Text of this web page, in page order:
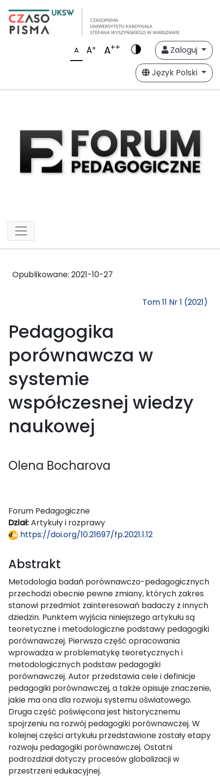
A A+ A++
Zaloguj
Język Polski
Opublikowane: 2021-10-27
Tom 11 Nr 1 (2021)
Pedagogika
porównawcza w
systemie
współczesnej wiedzy
naukowej
Olena Bocharova
Forum Pedagogiczne
Dział:Artykuły i rozprawy
https://doi.org/10.21697/fp.2021.1.12
Abstrakt
Metodologia badań porównawczo-pedagogicznych
przechodzi obecnie pewne zmiany, których zakres
stanowi przedmiot zainteresowań badaczy z innych
dziedzin. Punktem wyjścia niniejszego artykułu są
teoretyczne i metodologiczne podstawy pedagogiki
porównawczej. Pierwsza część opracowania
wprowadza w problematykę teoretycznych i
metodologicznych podstaw pedagogiki
porównawczej. Autor przedstawia cele i definicje
pedagogiki porównawczej, a także opisuje znaczenie,
jakie ma ona dla rozwoju systemu oświatowego.
Druga część poświęcona jest historycznemu
spojrzeniu na rozwój pedagogiki porównawczej. W
kolejnej części artykułu przedstawione zostały etapy
rozwoju pedagogiki porównawczej. Ostatni
podrozdział dotyczy procesów globalizacji w
przestrzeni edukacyjnej.